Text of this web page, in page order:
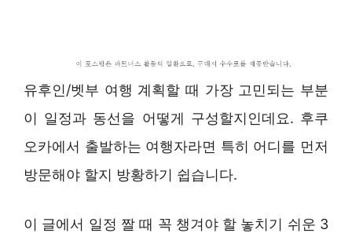
유후인/벳부 여행 계획할 때 가장 고민되는 부분
이 일정과 동선을 어떻게 구성할지인데요. 후쿠
오카에서 출발하는 여행자라면 특히 어디를 먼저
방문해야 할지 방황하기 쉽습니다.
이 글에서 일정 짤 때 꼭 챙겨야 할 놓치기 쉬운 3